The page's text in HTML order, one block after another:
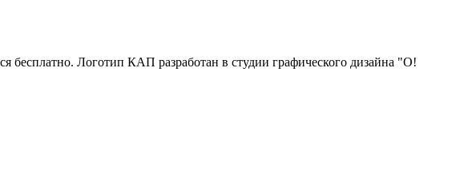
Логотип КАП разработан в студии графического дизайна "О!